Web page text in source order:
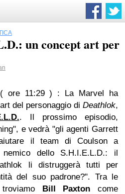
un concept art per
( ore 11:29 ) : La Marvel ha
del personaggio di Deathlok,
. Il prossimo episodio,
e vedrà "gli agenti Garrett
il team di Coulson a
dello S.H.I.E.L.D.: il
li distruggerà tutti per
del suo padrone?". Tra le
Bill Paxton come